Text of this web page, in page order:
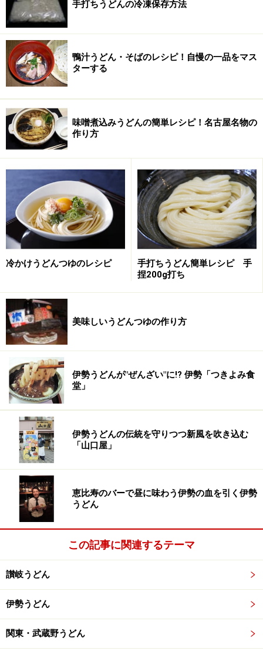
タマネギを炒める
●スープでカレーを溶く
煮込んだスープでカレー粉を溶きます。少しずつダマが
できないように丁寧に伸ばしていきます。できあがった
スープがカレーベースです。
●味の仕上げは和風の隠し味
カレーベースをうどんつゆ、またはかつおだし汁などで
で適当に加えます。私の場合は5人前で砂糖大サジ1杯で
す。醤油も大サジ1杯程度です。
とろみづけ
お好みで水溶き片栗粉でとろみをつけます。さらさらの
カレースープがお好きな場合は片栗粉は使わなくてもよ
●トッピング
豚肉の薄切りを軽くカレーで煮込んで盛り付けると見栄
えがよくなります。牛肉でもよいですし海老やイカなど
海鮮材料でもよいでしょう。
●完成
うどんを茹でて冷水で締めたあともう一度温めてからカ
レーとあわせます。カレーは上からかけてもよいです
し、鍋で一度煮込んでもよいです。
熱々のところをふうふう言いながら食べると気分爽快間
違いなし。
辛いのが苦手な人はカレー粉の量を加減したり、最後に
牛乳を加えて加熱して流行のクリーミータイプカレーう
どんに仕上げても良いと思います。
薬味は細ネギか白髪ネギがよいでしょう。
カレースープが残ったら迷わずご飯を入れてカレー雑
手打ちうどんの冷凍保存方法
鴨汁うどん・そばのレシピ！自慢の一品をマス
ターする
味噌煮込みうどんの簡単レシピ！名古屋名物の
作り方
冷かけうどんつゆのレシピ
手打ちうどん簡単レシピ 手
捏200g打ち
美味しいうどんつゆの作り方
伊勢うどんが"ぜんざい"に!? 伊勢「つきよみ食
堂」
伊勢うどんの伝統を守りつつ新風を吹き込む
「山口屋」
恵比寿のバーで昼に味わう伊勢の血を引く伊勢
うどん
この記事に関連するテーマ
讃岐うどん
伊勢うどん
関東・武蔵野うどん